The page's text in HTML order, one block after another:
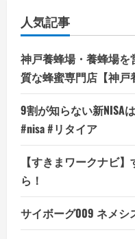
人気記事
神戸養蜂場・養蜂場
質な蜂蜜専門店【神戸
9割が知らない新NISA
#nisa #リタイア
【すきまワークナビ
ら！
サイボーグ009 ネメシ